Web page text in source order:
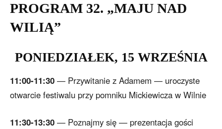
PROGRAM 32. „MAJU NAD
WILIĄ”
PONIEDZIAŁEK, 15 WRZEŚNIA
11:00-11:30 — Przywitanie z Adamem — uroczyste
otwarcie festiwalu przy pomniku Mickiewicza w Wilnie
11:30-13:30 — Poznajmy się — prezentacja gości